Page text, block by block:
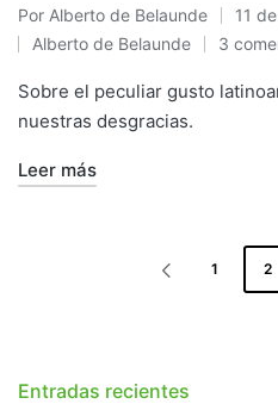
Publicado
por
Por Alberto de Belaunde 11
Publicado
en
Alberto de Belaunde 3
Sobre el peculiar gusto
nuestras desgracias.
Leer más
PAGINACIÓN
PÁGINA
1 2
Entradas recientes